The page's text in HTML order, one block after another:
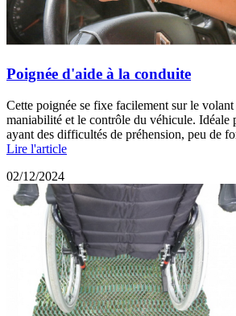
Poignée d'aide à la conduite
Cette poignée se fixe facilement sur le
maniabilité et le contrôle du véhicule. Idéale
ayant des difficultés de préhension, peu de
Lire l'article
02/12/2024